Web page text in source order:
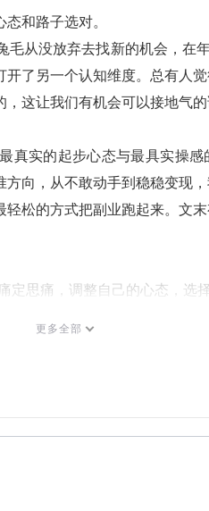
和路子选对。
从没放弃去找新的机会，在
了另一个认知维度。总有人
这让我们有机会可以接地气
真实的起步心态与最具实操
向，从不敢动手到稳稳变现
松的方式把副业跑起来。文
定思痛，调整自己的心态，选
或SEOSH888，备注“
更多全部